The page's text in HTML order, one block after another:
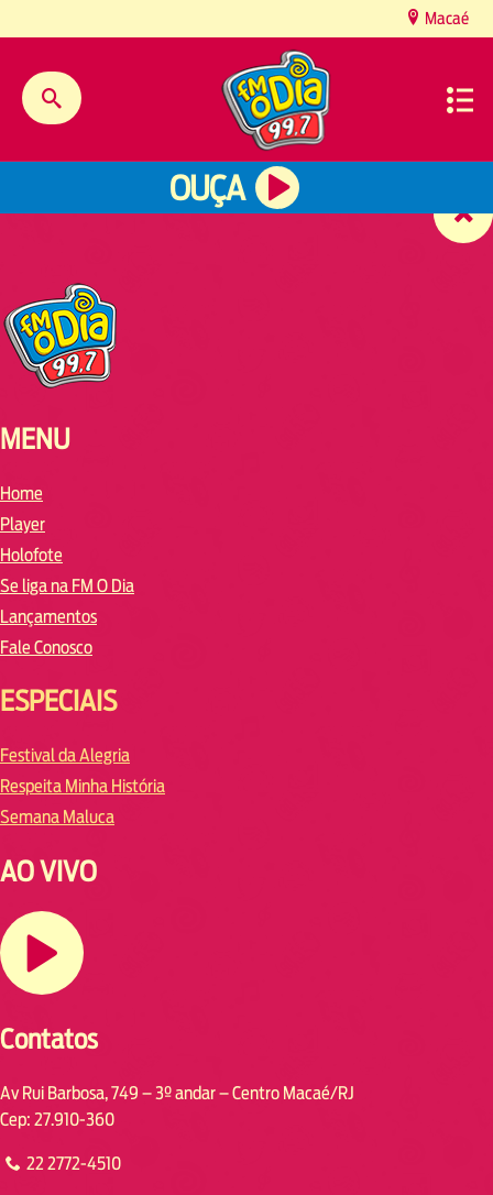
Macaé
OUÇA
MENU
Home
Player
Holofote
Se liga na FM O Dia
Lançamentos
Fale Conosco
ESPECIAIS
Festival da Alegria
Respeita Minha História
Semana Maluca
AO VIVO
Contatos
Av Rui Barbosa, 749 – 3º andar – Centro Macaé/RJ
Cep: 27.910-360
22 2772-4510